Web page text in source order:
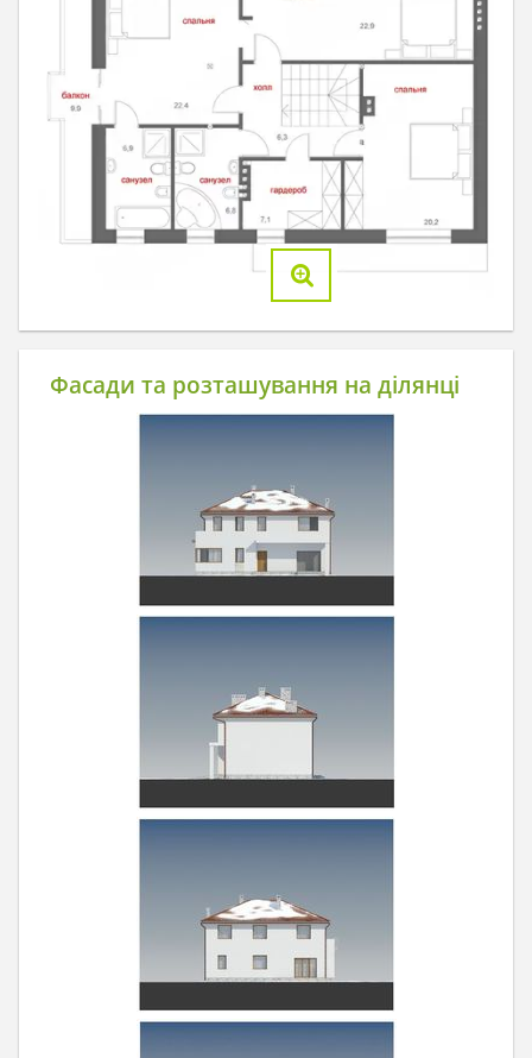
Фасади та розташування на ділянці